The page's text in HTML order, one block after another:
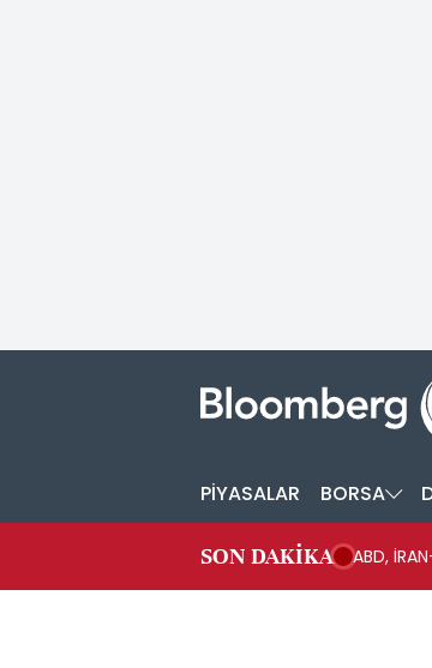
PİYASALAR BORSA
SON DAKİKA ABD,